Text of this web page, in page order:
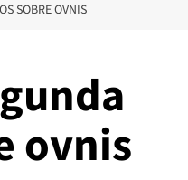
SOBRE OVNIS
ovnis